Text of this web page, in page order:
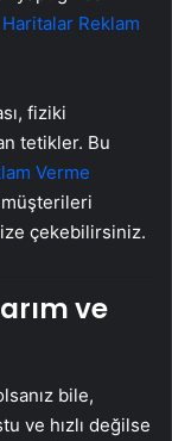
Reklam
fiziki
tetikler. Bu
Verme
çekebilirsiniz.
ve
bile,
ve hızlı değilse